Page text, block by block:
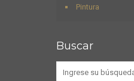
Pintura
Buscar